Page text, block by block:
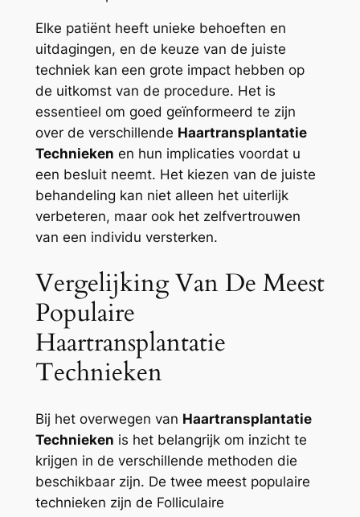
Elke patiënt heeft unieke behoeften en
uitdagingen, en de keuze van de juiste
techniek kan een grote impact hebben op
de uitkomst van de procedure. Het is
essentieel om goed geïnformeerd te zijn
over de verschillende Haartransplantatie
Technieken en hun implicaties voordat u
een besluit neemt. Het kiezen van de juiste
behandeling kan niet alleen het uiterlijk
verbeteren, maar ook het zelfvertrouwen
van een individu versterken.
Vergelijking Van De Meest
Populaire
Haartransplantatie
Technieken
Bij het overwegen van Haartransplantatie
Technieken is het belangrijk om inzicht te
krijgen in de verschillende methoden die
beschikbaar zijn. De twee meest populaire
technieken zijn de Folliculaire